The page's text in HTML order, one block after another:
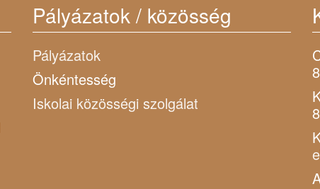
Pályázatok / közösség
Pályázatok
Önkéntesség
Iskolai közösségi szolgálat